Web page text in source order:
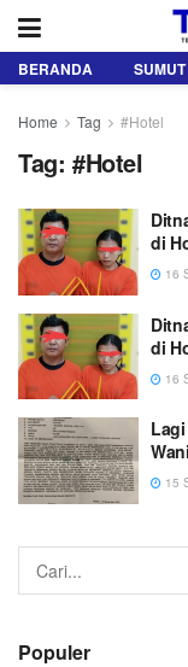
BERANDA SUMUT
Home Tag #Hotel
Tag: #Hotel
di
16
di
16
15
Populer